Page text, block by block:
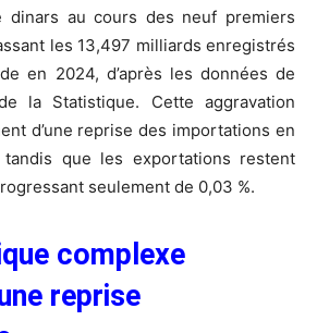
dinars au cours des neuf premiers
les 13,497 milliards enregistrés
en 2024, d’après les données de
la Statistique. Cette aggravation
d’une reprise des importations en
que les exportations restent
seulement de 0,03 %.
complexe
reprise